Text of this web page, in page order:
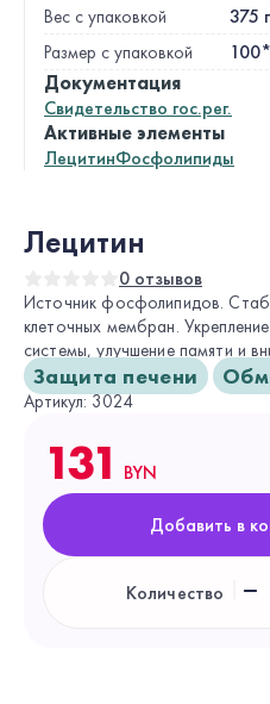
Вес c упаковкой 375 г
Размер с упаковкой
Документация
Свидетельство гос.рег.
Активные элементы
ЛецитинФосфолипиды
Лецитин
0 отзывов
Источник фосфолипидов.
клеточных мембран.
системы, улучшение памяти и
Защита печени
Артикул: 3024
131 BYN
Добавить в
Количество